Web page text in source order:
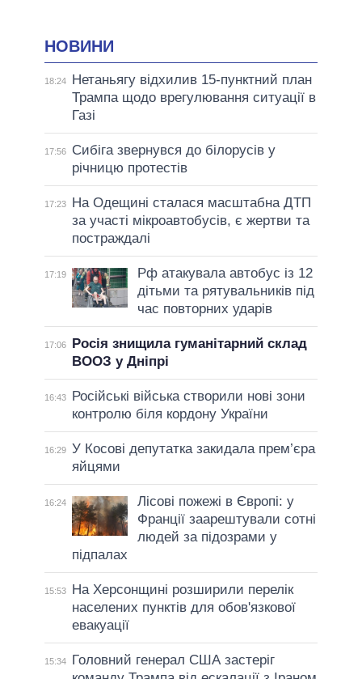
НОВИНИ
18:24
Нетаньягу відхилив 15-пунктний план
Трампа щодо врегулювання ситуації в
Газі
17:56
Сибіга звернувся до білорусів у
річницю протестів
17:23
На Одещині сталася масштабна ДТП
за участі мікроавтобусів, є жертви та
постраждалі
17:19
Рф атакувала автобус із 12
дітьми та рятувальників під
час повторних ударів
17:06
Росія знищила гуманітарний склад
ВООЗ у Дніпрі
16:43
Російські війська створили нові зони
контролю біля кордону України
16:29 У Косові депутатка закидала прем’єра
яйцями
16:24
Лісові пожежі в Європі: у
Франції заарештували сотні
людей за підозрами у
підпалах
15:53
На Херсонщині розширили перелік
населених пунктів для обов'язкової
евакуації
15:34
Головний генерал США застеріг